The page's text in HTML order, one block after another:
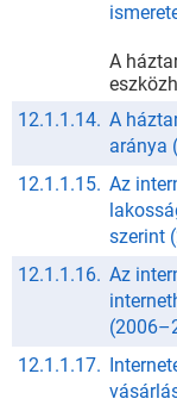
A
12.1.1.14. A
aránya (
12.1.1.15. Az
szerint (
12.1.1.16. Az
(2006–
12.1.1.17.